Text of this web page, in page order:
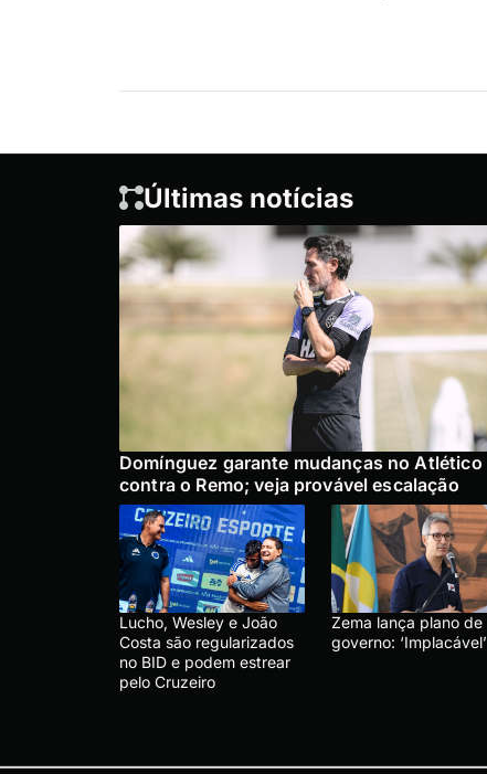
Últimas notícias
Domínguez garante mudanças no Atlético
contra o Remo; veja provável escalação
Lucho, Wesley e João
Costa são regularizados
no BID e podem estrear
pelo Cruzeiro
Zema lança plano de
governo: ‘Implacável’